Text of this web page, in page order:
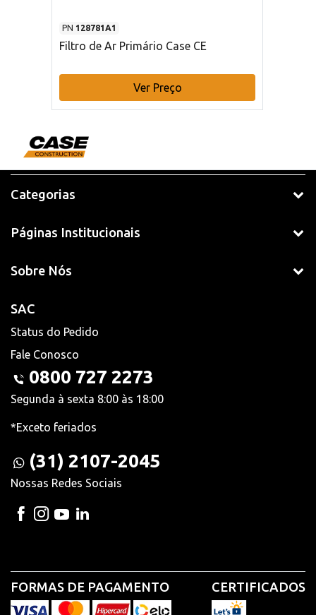
PN 128781A1
Filtro de Ar Primário Case CE
Ver Preço
Categorias
Páginas Institucionais
Sobre Nós
SAC
Status do Pedido
Fale Conosco
0800 727 2273
Segunda à sexta 8:00 às 18:00
*Exceto feriados
(31) 2107-2045
Nossas Redes Sociais
FORMAS DE PAGAMENTO CERTIFICADOS